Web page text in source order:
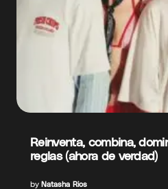
Reinventa, combina,
reglas (ahora de verdad)
by Natasha Rios